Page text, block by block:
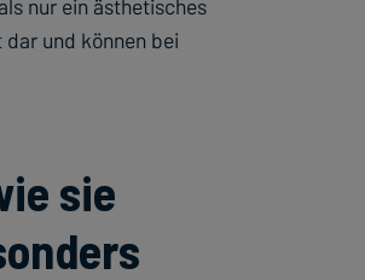
nur ein ästhetisches
und können bei
sie